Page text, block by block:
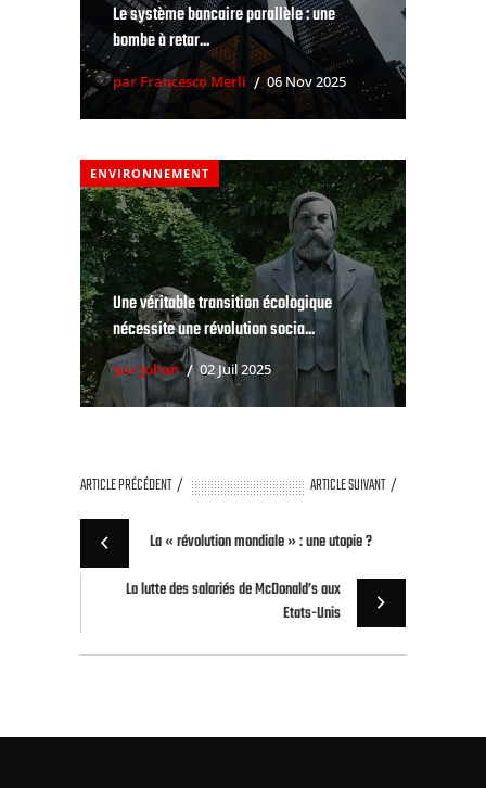
Le système bancaire parallèle : une
bombe à retar...
par Francesco Merli 06 Nov 2025
ENVIRONNEMENT
Une véritable transition écologique
nécessite une révolution socia...
par Johan 02 Juil 2025
ARTICLE PRÉCÉDENT ARTICLE SUIVANT
La « révolution mondiale » : une utopie ?
La lutte des salariés de McDonald’s aux
Etats-Unis